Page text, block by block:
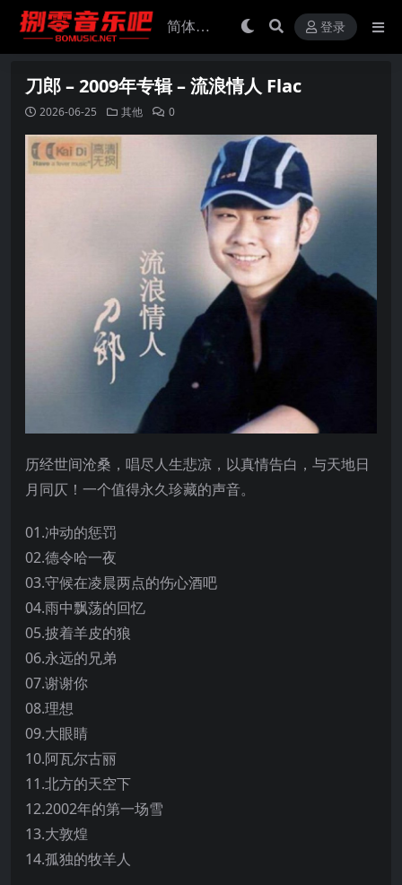
登录
刀郎 – 2009年专辑 – 流浪情人 Flac
2026-06-25 其他 0
历经世间沧桑，唱尽人生悲凉，以真情告白，与天地日
月同仄！一个值得永久珍藏的声音。
01.冲动的惩罚
02.德令哈一夜
03.守候在凌晨两点的伤心酒吧
04.雨中飘荡的回忆
05.披着羊皮的狼
06.永远的兄弟
07.谢谢你
08.理想
09.大眼睛
10.阿瓦尔古丽
11.北方的天空下
12.2002年的第一场雪
13.大敦煌
14.孤独的牧羊人